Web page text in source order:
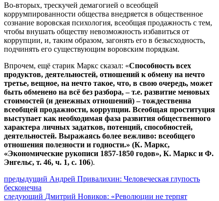
Во-вторых, трескучей демагогией о всеобщей
коррумпированности общества внедряется в общественное
сознание воровская психология, всеобщая продажность с тем,
чтобы внушать обществу невозможность избавиться от
коррупции, и, таким образом, загонять его в безысходность,
подчинять его существующим воровским порядкам.
Впрочем, ещё старик Маркс сказал: «Способность всех
продуктов, деятельностей, отношений к обмену на нечто
третье, вещное, на нечто такое, что, в свою очередь, может
быть обменено на всё без разбора, – т.е. развитие меновых
стоимостей (и денежных отношений) – тождественна
всеобщей продажности, коррупции. Всеобщая проституция
выступает как необходимая фаза развития общественного
характера личных задатков, потенций, способностей,
деятельностей. Выражаясь более вежливо: всеобщего
отношения полезности и годности.» (К. Маркс,
«Экономические рукописи 1857-1850 годов», К. Маркс и Ф.
Энгельс, т. 46, ч. 1, с. 106).
Навигация
по
предыдущий Предыдущий
Андрей Привалихин: Человеческая глупость
бесконечна
следующий Следующее
Дмитрий Новиков: «Революции не терпят